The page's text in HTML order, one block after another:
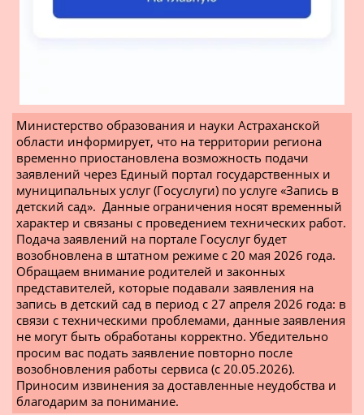
Министерство образования и науки Астраханской
области информирует, что на территории региона
временно приостановлена возможность подачи
заявлений через Единый портал государственных и
муниципальных услуг (Госуслуги) по услуге «Запись в
детский сад».  Данные ограничения носят временный
характер и связаны с проведением технических работ.
Подача заявлений на портале Госуслуг будет
возобновлена в штатном режиме с 20 мая 2026 года.
Обращаем внимание родителей и законных
представителей, которые подавали заявления на
запись в детский сад в период с 27 апреля 2026 года: в
связи с техническими проблемами, данные заявления
не могут быть обработаны корректно. Убедительно
просим вас подать заявление повторно после
возобновления работы сервиса (с 20.05.2026).
Приносим извинения за доставленные неудобства и
благодарим за понимание.